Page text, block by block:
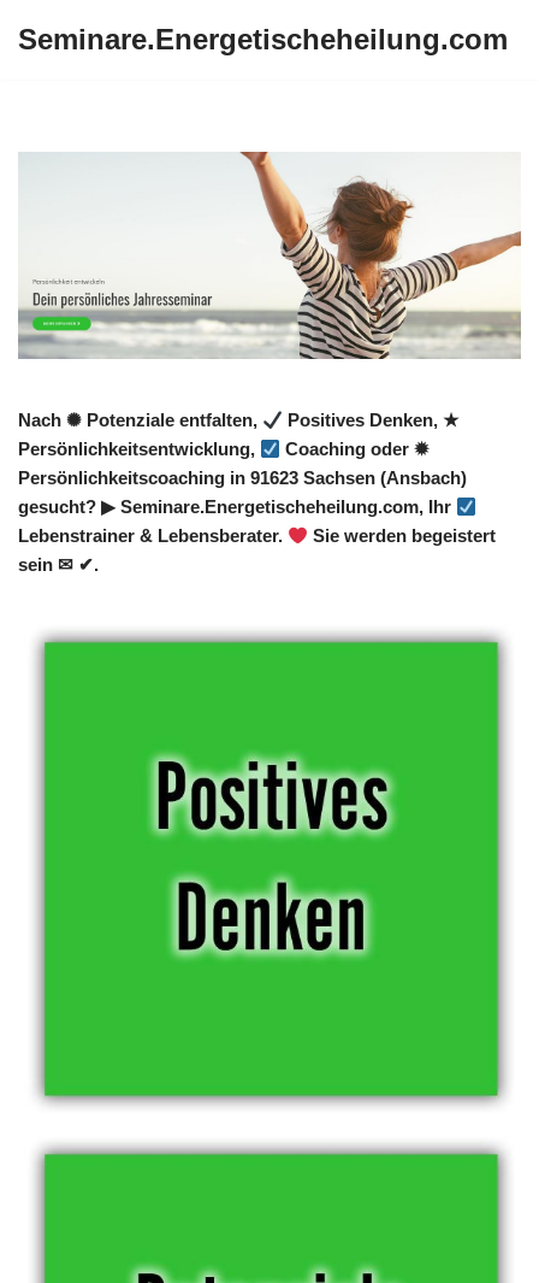
Seminare.Energetischeheilung.com
Nach ✺ Potenziale entfalten,
Positives Denken, ★
Persönlichkeitsentwicklung,
Coaching oder ✹
Persönlichkeitscoaching in 91623 Sachsen (Ansbach)
gesucht? ▶︎ Seminare.Energetischeheilung.com, Ihr
Lebenstrainer & Lebensberater.
Sie werden begeistert
sein ✉ ✔.